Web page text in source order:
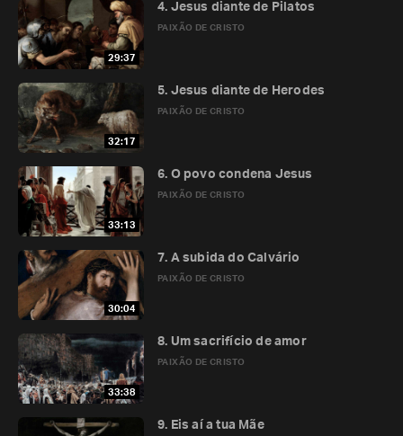
29:37
PAIXÃO DE CRISTO
4. Jesus diante de Pilatos
32:17
PAIXÃO DE CRISTO
5. Jesus diante de Herodes
33:13
PAIXÃO DE CRISTO
6. O povo condena Jesus
30:04
PAIXÃO DE CRISTO
7. A subida do Calvário
33:38
PAIXÃO DE CRISTO
8. Um sacrifício de amor
9. Eis aí a tua Mãe